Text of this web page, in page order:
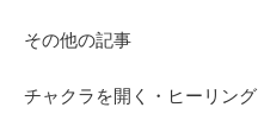
その他の記事
チャクラを開く・ヒーリング